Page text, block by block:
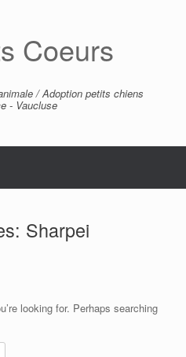
Coeurs
/ Adoption petits chiens
- Vaucluse
Sharpei
looking for. Perhaps searching